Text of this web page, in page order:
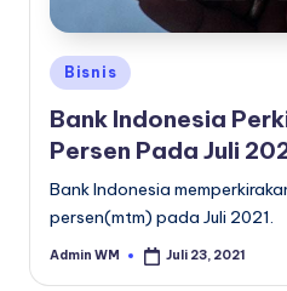
Posted
in
Bisnis
Bank Indonesia
Persen Pada Juli
Bank Indonesia
persen(mtm) pada Juli 2021.
Posted
Admin WM Juli 23, 2021